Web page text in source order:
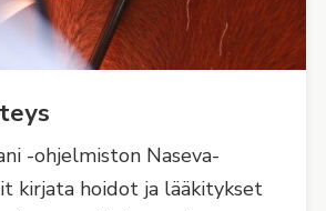
-ohjelmiston Naseva-
kirjata hoidot ja lääkitykset